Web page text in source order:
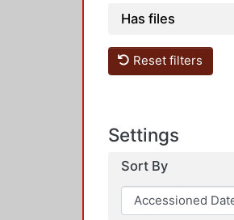
Has files
Reset filters
Settings
Sort By